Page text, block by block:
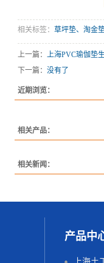
相关标签： 草坪垫、淘金
上一篇： 上海PVC瑜伽垫
下一篇： 没有了
近期浏览：
相关产品：
相关新闻：
产品中